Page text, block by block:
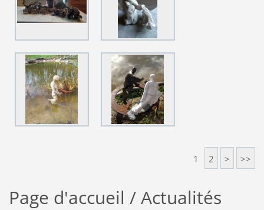
1 2 > >>
Page d'accueil / Actualités